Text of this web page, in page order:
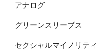
アナログ
グリーンスリーブス
セクシャルマイノリティ